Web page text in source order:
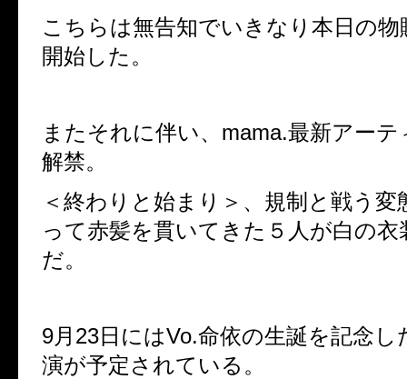
こちらは無告知でいきなり本日の
開始した。
またそれに伴い、mama.最新アー
解禁。
＜終わりと始まり＞、規制と戦う変
って赤髪を貫いてきた５人が白の衣
だ。
9月23日にはVo.命依の生誕を記念し
演が予定されている。